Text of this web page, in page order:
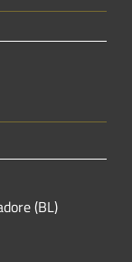
(BL)